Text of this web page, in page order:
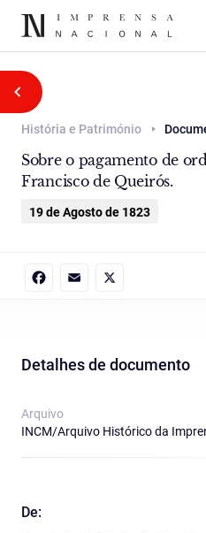
História e Património
Sobre o pagamento de
Francisco de Queirós.
19 de Agosto de 1823
Detalhes de documento
Arquivo
INCM/Arquivo Histórico da
De: